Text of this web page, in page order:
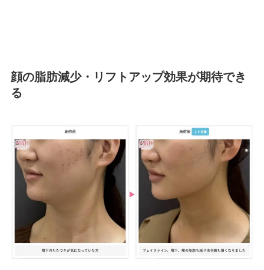
顔の脂肪減少・リフトアップ効果が期待でき
る